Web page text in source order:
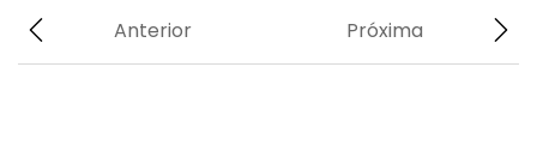
Próxima
Anterior